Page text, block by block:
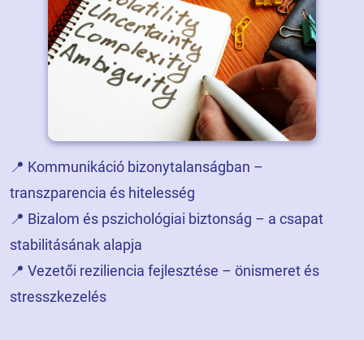
📍 Kommunikáció bizonytalanságban –
transzparencia és hitelesség
📍 Bizalom és pszichológiai biztonság – a csapat
stabilitásának alapja
📍 Vezetői reziliencia fejlesztése – önismeret és
stresszkezelés